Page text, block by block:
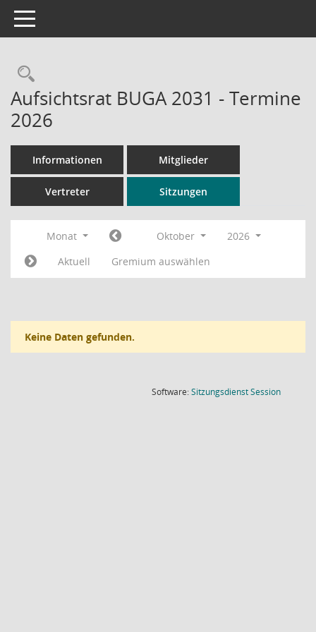
Toggle navigation
Rechercheauswahl
Aufsichtsrat BUGA 2031 - Termine
2026
Informationen Mitglieder
Vertreter Sitzungen
Monat Oktober
2026
Aktuell
Gremium auswählen
Keine Daten gefunden.
Software:SitzungsdienstSession(Wird in